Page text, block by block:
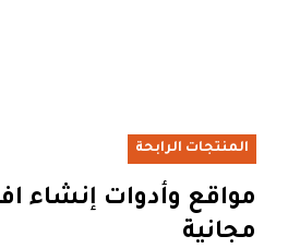
المنتجات الرابحة
مواقع وأدوات إنشاء
مجانية